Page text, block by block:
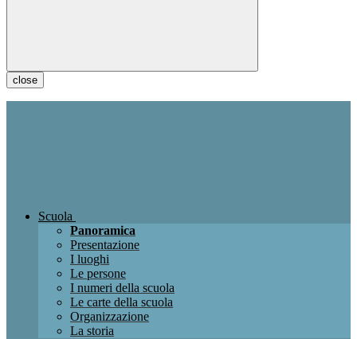
close
Scuola
Panoramica
Presentazione
I luoghi
Le persone
I numeri della scuola
Le carte della scuola
Organizzazione
La storia